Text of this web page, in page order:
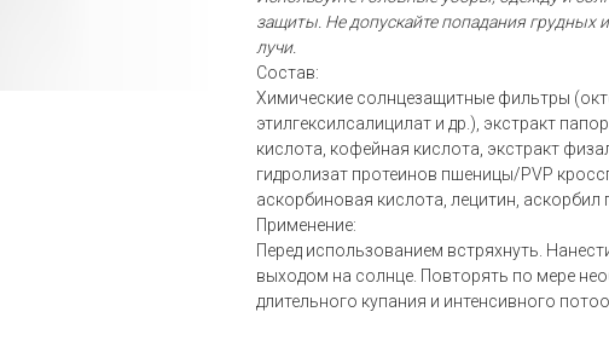
защиты. Не допускайте попадания грудных
лучи.
Состав:
Химические солнцезащитные фильтры
этилгексилсалицилат и др.), экстракт
кислота, кофейная кислота, экстракт
гидролизат протеинов пшеницы/PVP
аскорбиновая кислота, лецитин, аскорбил
Применение:
Перед использованием встряхнуть.
выходом на солнце. Повторять по мере
длительного купания и интенсивного